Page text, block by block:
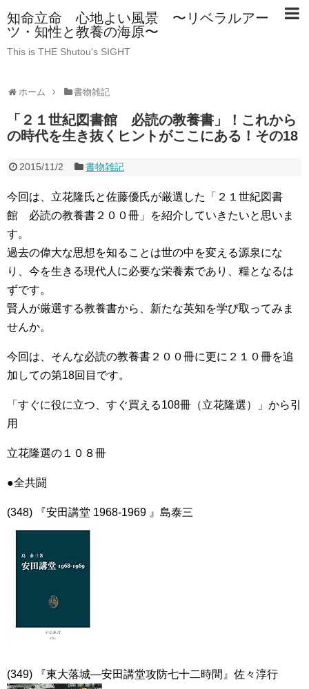
知命立命 心地よい風景 〜リベラルアー
ツ・知性と教養の海原〜
This is THE Shutou's SIGHT
ホーム 書物雑記
「２１世紀図書館 必読の教養書」！これから
の時代を生き抜くヒントがここにある！その18
2015/11/2 書物雑記
今回は、立花隆氏と佐藤優氏が厳選した「２１世紀図書
館 必読の教養書２００冊」を紹介していきたいと思いま
す。
過去の偉大な思想を知ることは世の中を変える源泉にな
り、今を生きる現代人に必要な栄養素であり、糧となるは
ずです。
賢人が厳選する教養書から、新たな英知を学び取ってみま
せんか。
今回は、そんな必読の教養書２００冊に更に２１０冊を追
加しての第18回目です。
「すぐに役に立つ、すぐ買える108冊（立花隆選）」から引
用
立花隆選の１０８冊
●全共闘
(348) 『安田講堂 1968‐1969 』島泰三
(349) 『東大落城―安田講堂攻防七十二時間』佐々淳行